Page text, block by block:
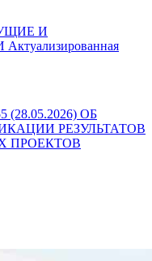
И
(28.05.2026) ОБ
РЕЗУЛЬТАТОВ
ПРОЕКТОВ